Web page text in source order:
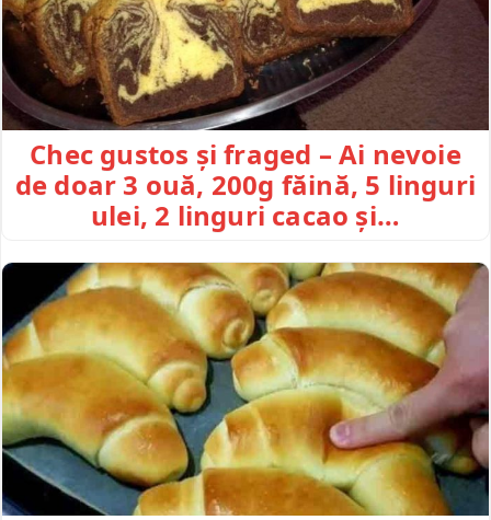
Chec gustos și fraged – Ai nevoie
de doar 3 ouă, 200g făină, 5 linguri
ulei, 2 linguri cacao și…